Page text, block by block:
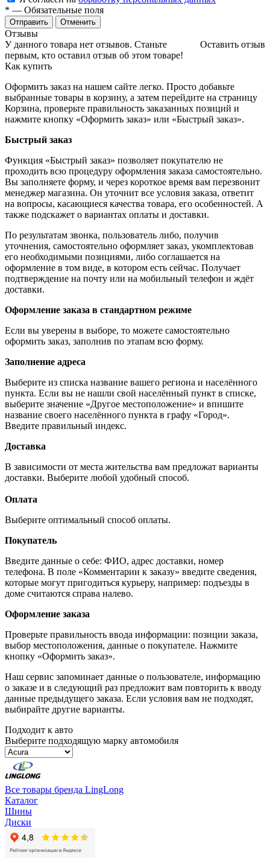
* — Обязательные поля
Отменить
Отзывы
Оставить отзыв
У данного товара нет отзывов. Станьте
первым, кто оставил отзыв об этом товаре!
Как купить
Оформить заказ на нашем сайте легко. Просто добавьте
выбранные товары в корзину, а затем перейдите на страницу
Корзина, проверьте правильность заказанных позиций и
нажмите кнопку «Оформить заказ» или «Быстрый заказ».
Быстрый заказ
Функция «Быстрый заказ» позволяет покупателю не
проходить всю процедуру оформления заказа самостоятельно.
Вы заполняете форму, и через короткое время вам перезвонит
менеджер магазина. Он уточнит все условия заказа, ответит
на вопросы, касающиеся качества товара, его особенностей. А
также подскажет о вариантах оплаты и доставки.
По результатам звонка, пользователь либо, получив
уточнения, самостоятельно оформляет заказ, укомплектовав
его необходимыми позициями, либо соглашается на
оформление в том виде, в котором есть сейчас. Получает
подтверждение на почту или на мобильный телефон и ждёт
доставки.
Оформление заказа в стандартном режиме
Если вы уверены в выборе, то можете самостоятельно
оформить заказ, заполнив по этапам всю форму.
Заполнение адреса
Выберите из списка название вашего региона и населённого
пункта. Если вы не нашли свой населённый пункт в списке,
выберите значение «Другое местоположение» и впишите
название своего населённого пункта в графу «Город».
Введите правильный индекс.
Доставка
В зависимости от места жительства вам предложат варианты
доставки. Выберите любой удобный способ.
Оплата
Выберите оптимальный способ оплаты.
Покупатель
Введите данные о себе: ФИО, адрес доставки, номер
телефона. В поле «Комментарии к заказу» введите сведения,
которые могут пригодиться курьеру, например: подъезды в
доме считаются справа налево.
Оформление заказа
Проверьте правильность ввода информации: позиции заказа,
выбор местоположения, данные о покупателе. Нажмите
кнопку «Оформить заказ».
Наш сервис запоминает данные о пользователе, информацию
о заказе и в следующий раз предложит вам повторить к вводу
данные предыдущего заказа. Если условия вам не подходят,
выбирайте другие варианты.
Подходит к авто
Выберите подходящую марку автомобиля
Все товары бренда LingLong
Каталог
Шины
Диски